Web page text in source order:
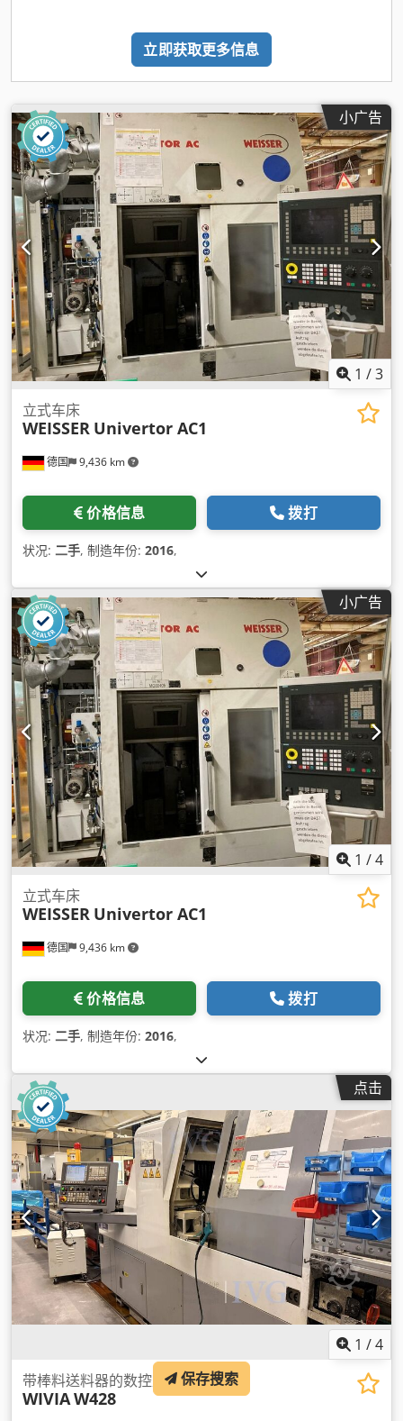
立即获取更多信息
小广告
1 /3
德国 9,436 km
立式车床
WEISSER Univertor AC1
价格信息 拨打
状况: 二手, 制造年份: 2016,
小广告
1 /4
德国 9,436 km
立式车床
WEISSER Univertor AC1
价格信息 拨打
状况: 二手, 制造年份: 2016,
点击
1 /4
带棒料送料器的数控走心式车床
WIVIAW428
保存搜索